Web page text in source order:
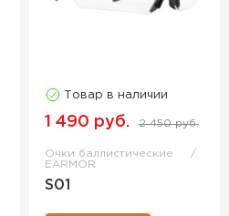
Товар в наличии
1 490 руб. 2 450 руб.
Очки баллистические
EARMOR
S01